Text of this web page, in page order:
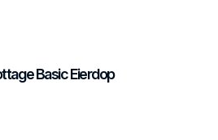
BasicEierdop